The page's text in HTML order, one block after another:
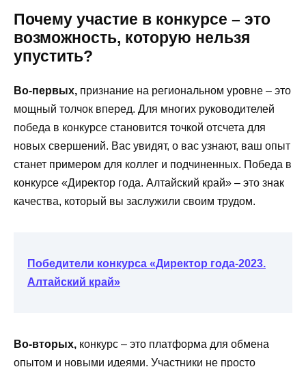
Почему участие в конкурсе – это
возможность, которую нельзя
упустить?
Во-первых, признание на региональном уровне – это
мощный толчок вперед. Для многих руководителей
победа в конкурсе становится точкой отсчета для
новых свершений. Вас увидят, о вас узнают, ваш опыт
станет примером для коллег и подчиненных. Победа в
конкурсе «Директор года. Алтайский край» – это знак
качества, который вы заслужили своим трудом.
Победители конкурса «Директор года-2023.
Алтайский край»
Во-вторых, конкурс – это платформа для обмена
опытом и новыми идеями. Участники не просто